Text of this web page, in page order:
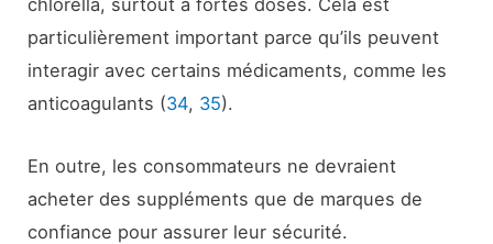
chlorella, surtout à fortes doses. Cela est
particulièrement important parce qu’ils peuvent
interagir avec certains médicaments, comme les
anticoagulants (34, 35).
En outre, les consommateurs ne devraient
acheter des suppléments que de marques de
confiance pour assurer leur sécurité.